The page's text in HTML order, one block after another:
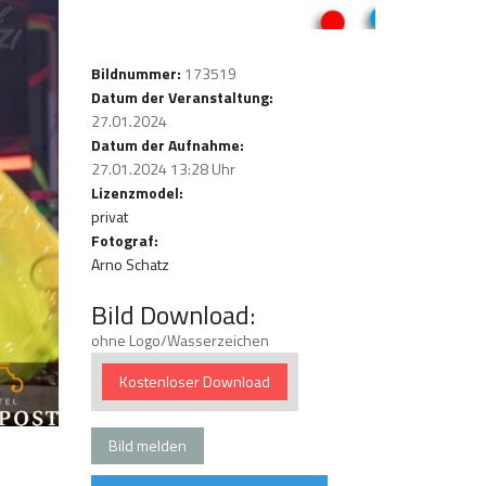
Bildnummer: 173519
Datum der Veranstaltung:
27.01.2024
Datum der Aufnahme:
27.01.2024 13:28 Uhr
Lizenzmodel:
privat
Fotograf:
Arno Schatz
Bild Download:
ohne Logo/Wasserzeichen
Kostenloser Download
Bild melden